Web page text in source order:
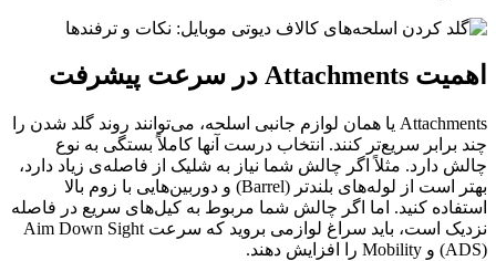
اهمیت در سرعت پیشرفت
Attachments یا همان لوازم جانبی اسلحه، می‌توانند روند گلد شدن را
چند برابر سریع‌تر کنند. انتخاب درست آنها کاملاً بستگی به نوع
چالش دارد. مثلاً اگر چالش شما نیاز به شلیک از فاصله‌ی زیاد دارد،
بهتر است از لوله‌های بلندتر (Barrel) و دوربین‌هایی با زوم بالا
استفاده کنید. اما اگر چالش شما مربوط به کیل‌های سریع در فاصله
نزدیک است، باید سراغ لوازمی بروید که سرعت Aim Down Sight
(ADS) و Mobility را افزایش دهند.